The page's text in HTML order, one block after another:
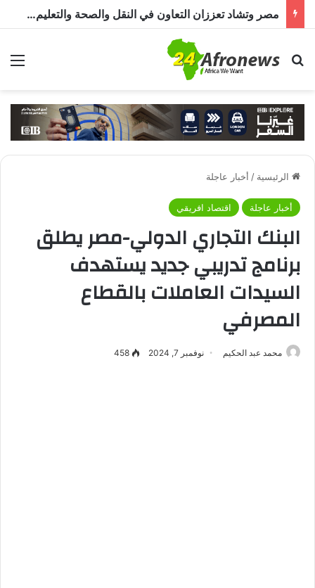
مصر وتشاد تعززان التعاون في النقل والصحة والتعليم والاستثمار خلال الدورة الرابعة للجنة المشتركة
بحث عن
الرئيسية / أخبار عاجلة
أخبار عاجلة اقتصاد افريقي
البنك التجاري الدولي-مصر يطلق
برنامج تدريبي جديد يستهدف
السيدات العاملات بالقطاع
المصرفي
محمد عبد الحكيم نوفمبر 7, 2024 458